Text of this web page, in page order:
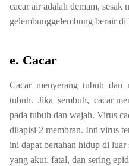
cacar air adalah demam, sesak
gelembunggelembung berair
e. Cacar
Cacar menyerang tubuh dan
tubuh. Jika sembuh, cacar
pada tubuh dan wajah. Virus
dilapisi 2 membran. Inti virus
ini dapat bertahan hidup di
yang akut, fatal, dan sering